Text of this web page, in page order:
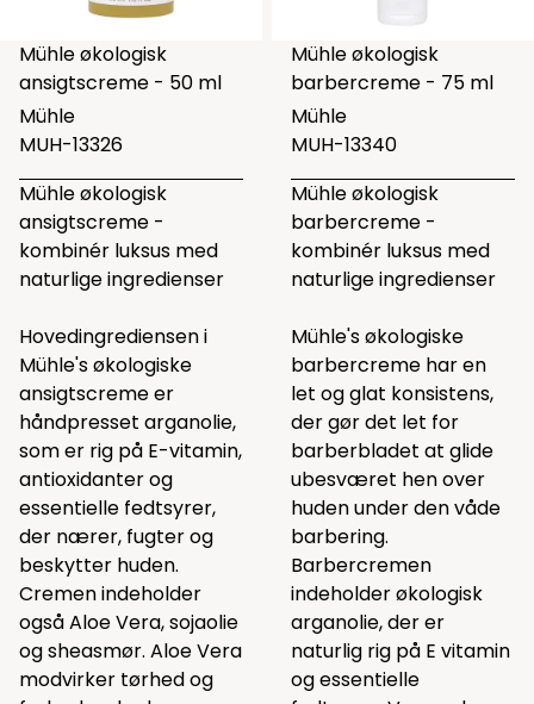
Mühle økologisk
ansigtscreme - 50 ml
Mühle
MUH-13326
Mühle økologisk
ansigtscreme -
kombinér luksus med
naturlige ingredienser
Hovedingrediensen i
Mühle's økologiske
ansigtscreme er
håndpresset arganolie,
som er rig på E-vitamin,
antioxidanter og
essentielle fedtsyrer,
der nærer, fugter og
beskytter huden.
Cremen indeholder
også Aloe Vera, sojaolie
og sheasmør. Aloe Vera
modvirker tørhed og
Mühle økologisk
barbercreme - 75 ml
Mühle
MUH-13340
Mühle økologisk
barbercreme -
kombinér luksus med
naturlige ingredienser
Mühle's økologiske
barbercreme har en
let og glat konsistens,
der gør det let for
barberbladet at glide
ubesværet hen over
huden under den våde
barbering.
Barbercremen
indeholder økologisk
arganolie, der er
naturlig rig på E vitamin
og essentielle